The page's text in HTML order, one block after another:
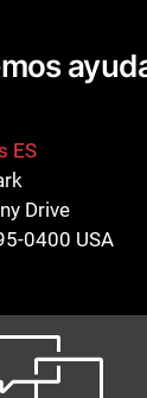
ES
Drive
0400 USA